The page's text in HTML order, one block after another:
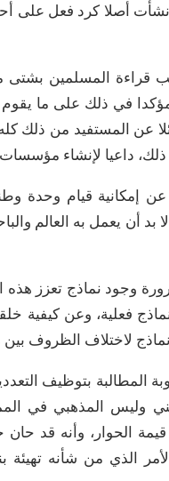
أصلا كرد فعل على
المسلمين بشتى
مؤكدا في ذلك على ما
عن المستفيد من ذلك
داعيا لإنشاء مؤسسات
إمكانية قيام وحدة
بد أن يعمل به العالم
وجود نماذج تعزز هذه
فعلية، وعن كيفية
نماذج لاختلاف الظروف
المطالبة بتوظيف
وليس المذهبي في
الحوار، وأنه قد حان
الأمر الذي من شأنه